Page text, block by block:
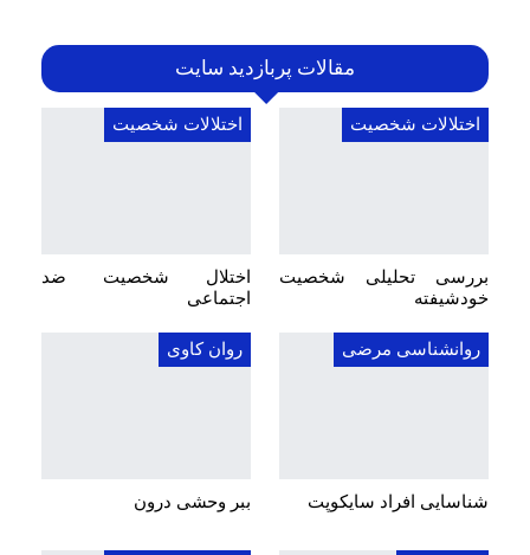
مقالات پربازدید سایت
اختلالات شخصیت
بررسی تحلیلی شخصیت
خودشیفته
اختلالات شخصیت
اختلال شخصیت ضد
اجتماعی
روانشناسی مرضی
شناسایی افراد سایکوپت
روان کاوی
ببر وحشی درون